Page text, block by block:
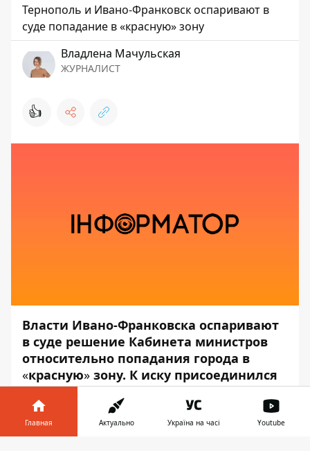
Тернополь и Ивано-Франковск оспаривают в
суде попадание в «красную» зону
Владлена Мачульская
ЖУРНАЛИСТ
👍
Власти Ивано-Франковска оспаривают
в суде решение Кабинета министров
относительно попадания города в
«красную» зону. К иску присоединился
и город Тернополь.
Об этом
сообщилмэр Ивано-Франковска
Руслан Марцинкив, — передаёт
Главная Актуально Україна на часі Youtube